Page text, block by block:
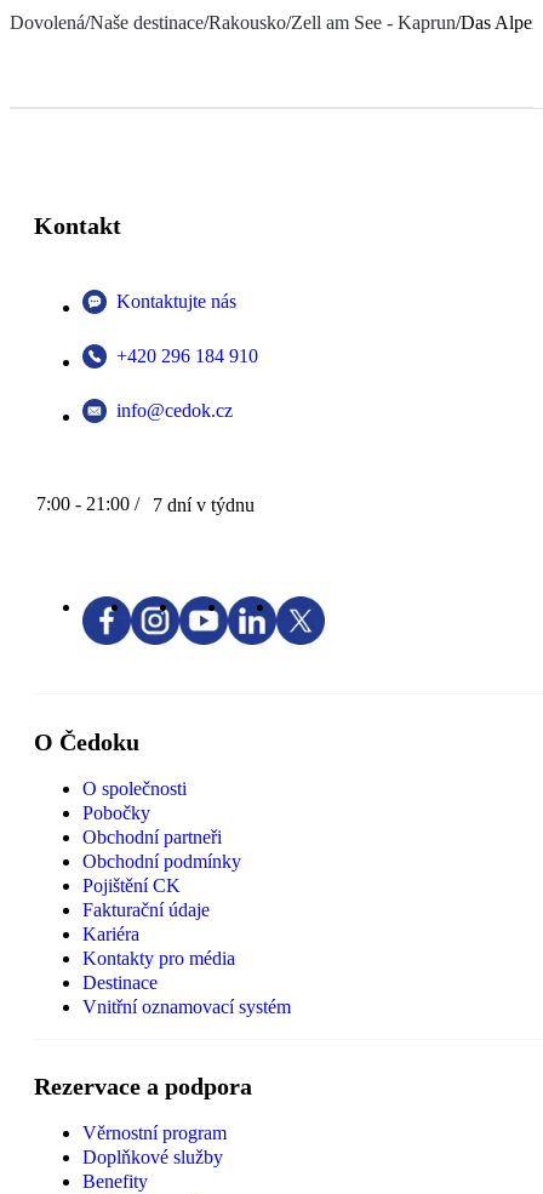
Dovolená/Naše destinace/Rakousko/Zell am See - Kaprun/Das
Kontakt
Kontaktujte nás
+420 296 184 910
info@cedok.cz
7:00 - 21:00 / 7 dní v týdnu
O Čedoku
O společnosti
Pobočky
Obchodní partneři
Obchodní podmínky
Pojištění CK
Fakturační údaje
Kariéra
Kontakty pro média
Destinace
Vnitřní oznamovací systém
Rezervace a podpora
Věrnostní program
Doplňkové služby
Benefity